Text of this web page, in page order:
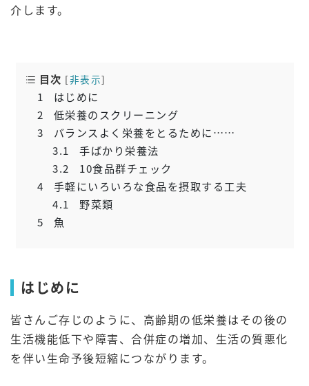
介します。
目次 [非表示]
1
はじめに
2
低栄養のスクリーニング
3
バランスよく栄養をとるために……
3.1
手ばかり栄養法
3.2
10食品群チェック
4
手軽にいろいろな食品を摂取する工夫
4.1
野菜類
5
魚
はじめに
皆さんご存じのように、高齢期の低栄養はその後の
生活機能低下や障害、合併症の増加、生活の質悪化
を伴い生命予後短縮につながります。